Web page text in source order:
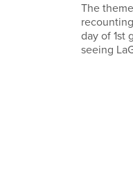
The
day of 1st
seeing